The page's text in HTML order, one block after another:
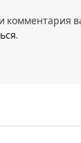
комментария
.